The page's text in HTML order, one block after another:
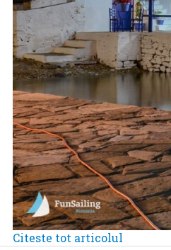
Citeste tot articolul